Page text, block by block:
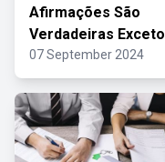
Afirmações São
Verdadeiras Exceto
07 September 2024